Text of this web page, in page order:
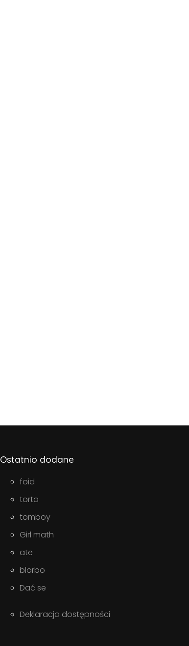
Ostatnio dodane
foid
torta
tomboy
Girl math
ate
blorbo
Dać se
Deklaracja dostępności